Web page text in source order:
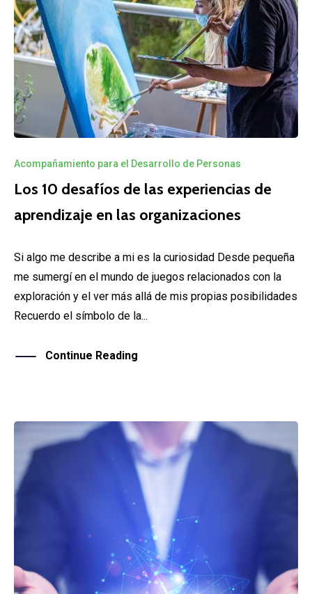
Acompañamiento para el Desarrollo de Personas
Los 10 desafíos de las experiencias de
aprendizaje en las organizaciones
Si algo me describe a mi es la curiosidad Desde pequeña
me sumergí en el mundo de juegos relacionados con la
exploración y el ver más allá de mis propias posibilidades
Recuerdo el símbolo de la...
Continue Reading